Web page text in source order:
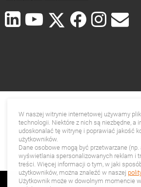
W naszej witrynie internetowej używamy
technologii. Niektóre z nich są niezbędne, a
udoskonalać tę witrynę i poprawiać jakość
użytkowników.
Dane osobowe mogą być przetwarzane (np.
wyświetlania spersonalizowanych reklam i
treści. Więcej informacji o tym, w jaki
użytkowników, można znaleźć w naszej
Użytkownik może w dowolnym momencie